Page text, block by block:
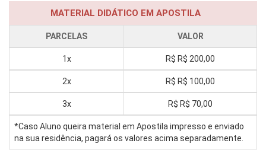
MATERIAL DIDÁTICO EM APOSTILA
PARCELAS VALOR
1x R$ R$ 200,00
2x R$ R$ 100,00
3x R$ R$ 70,00
*Caso Aluno queira material em Apostila impresso e enviado
na sua residência, pagará os valores acima separadamente.